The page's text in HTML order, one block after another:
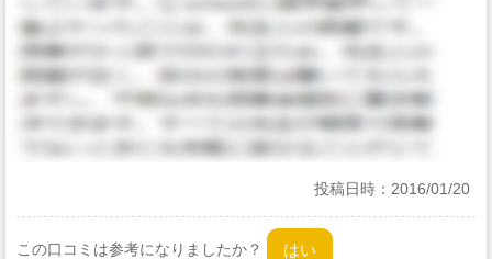
投稿日時： 2016/01/20
この口コミは参考になりましたか？